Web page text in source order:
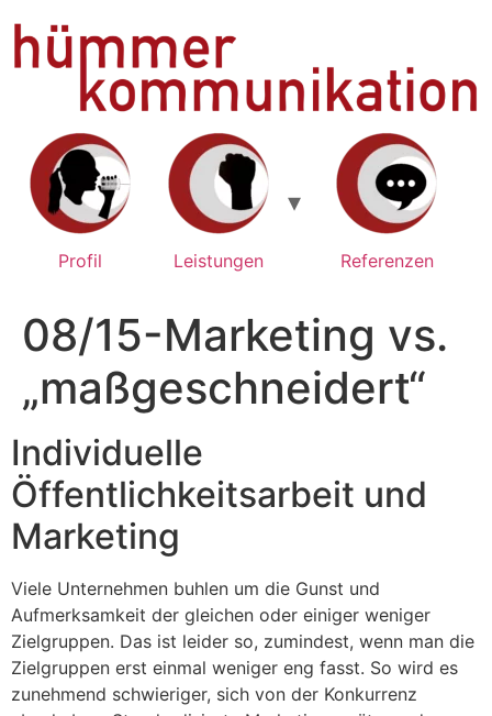
Inhalt
springen
Profil Leistungen Referenzen
08/15-Marketing vs.
„maßgeschneidert“
Individuelle
Öffentlichkeitsarbeit und
Marketing
Viele Unternehmen buhlen um die Gunst und
Aufmerksamkeit der gleichen oder einiger weniger
Zielgruppen. Das ist leider so, zumindest, wenn man die
Zielgruppen erst einmal weniger eng fasst. So wird es
zunehmend schwieriger, sich von der Konkurrenz